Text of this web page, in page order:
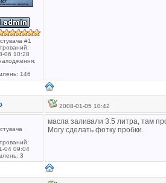
#1
06 10:28
146
2008-01-05 10:42
04 09:04
3
масла заливали 3.5 литра, там
Могу сделать фотку пробки.